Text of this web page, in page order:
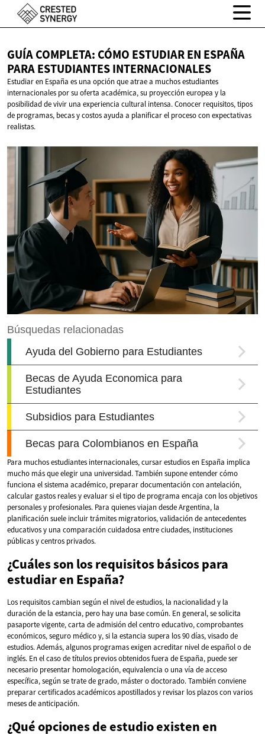
GUÍA COMPLETA: CÓMO ESTUDIAR EN ESPAÑA
PARAESTUDIANTES INTERNACIONALES
Estudiar en España es una opción que atrae a muchos estudiantes
internacionales por su oferta académica, su proyección europea y la
posibilidad de vivir una experiencia cultural intensa. Conocer requisitos, tipos
de programas, becas y costos ayuda a planificar el proceso con expectativas
realistas.
Para muchos estudiantes internacionales, cursar estudios en España implica
mucho más que elegir una universidad. También supone entender cómo
funciona el sistema académico, preparar documentación con antelación,
calcular gastos reales y evaluar si el tipo de programa encaja con los objetivos
personales y profesionales. Para quienes viajan desde Argentina, la
planificación suele incluir trámites migratorios, validación de antecedentes
educativos y una comparación cuidadosa entre ciudades, instituciones
públicas y centros privados.
¿Cuáles son los requisitos básicos para
estudiar en España?
Los requisitos cambian según el nivel de estudios, la nacionalidad y la
duración de la estancia, pero hay una base común. En general, se solicita
pasaporte vigente, carta de admisión del centro educativo, comprobantes
económicos, seguro médico y, si la estancia supera los 90 días, visado de
estudios. Además, algunos programas exigen acreditar nivel de español o de
inglés. En el caso de títulos previos obtenidos fuera de España, puede ser
necesario presentar homologación, equivalencia o una vía de acceso
específica, según se trate de grado, máster o doctorado. También conviene
preparar certificados académicos apostillados y revisar los plazos con varios
meses de anticipación.
¿Qué opciones de estudio existen en